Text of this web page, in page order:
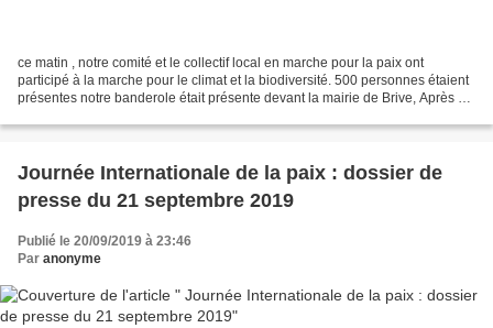
ce matin , notre comité et le collectif local en marche pour la paix ont
participé à la marche pour le climat et la biodiversité. 500 personnes étaient
présentes notre banderole était présente devant la mairie de Brive, Après un
Journée Internationale de la paix : dossier de
presse du 21 septembre 2019
Publié le 20/09/2019 à 23:46
Par anonyme